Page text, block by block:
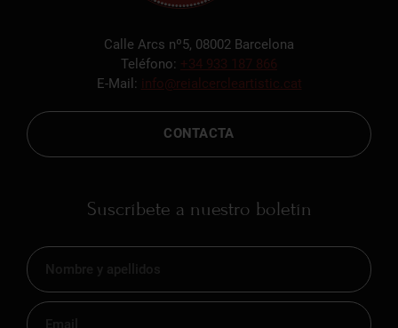
Calle Arcs nº5, 08002 Barcelona
Teléfono: +34 933 187 866
E-Mail: info@reialcercleartistic.cat
CONTACTA
Suscríbete a nuestro boletín